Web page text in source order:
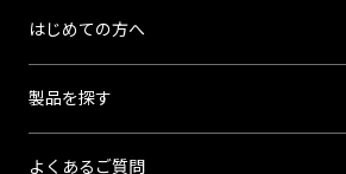
ハ
イ
はじめての方へ
製品を探す
よくあるご質問